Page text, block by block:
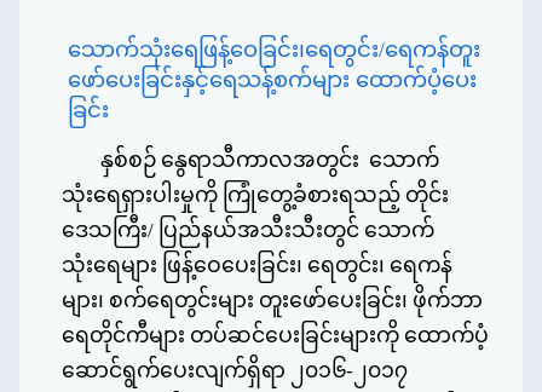
သောက်သုံးရေဖြန့်ဝေခြင်း၊ရေတွင်း/ရေကန်တူး
ဖော်ပေးခြင်းနှင့်ရေသန့်စက်များ ထောက်ပံ့ပေး
ခြင်း
နှစ်စဉ် နွေရာသီကာလအတွင်း သောက်
သုံးရေရှားပါးမှုကို ကြုံတွေ့ခံစားရသည့် တိုင်း
ဒေသကြီး/ ပြည်နယ်အသီးသီးတွင် သောက်
သုံးရေများ ဖြန့်ဝေပေးခြင်း၊ ရေတွင်း၊ ရေကန်
များ၊ စက်ရေတွင်းများ တူးဖော်ပေးခြင်း၊ ဖိုက်ဘာ
ရေတိုင်ကီများ တပ်ဆင်ပေးခြင်းများကို ထောက်ပံ့
ဆောင်ရွက်ပေးလျက်ရှိရာ ၂၀၁၆-၂၀၁၇